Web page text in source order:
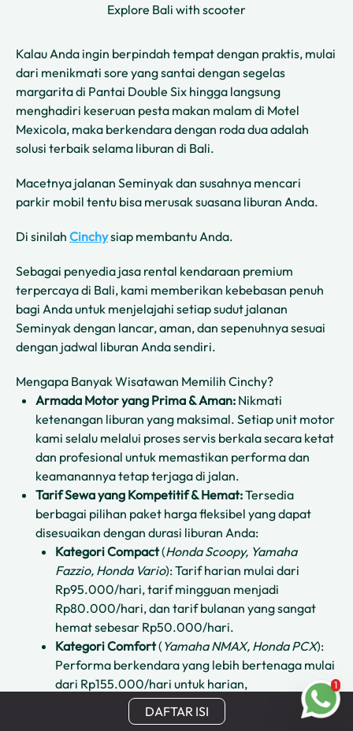
DAFTAR ISI
Explore Bali with scooter
Kalau Anda ingin berpindah tempat dengan praktis, mulai
dari menikmati sore yang santai dengan segelas
margarita di Pantai Double Six hingga langsung
menghadiri keseruan pesta makan malam di Motel
Mexicola, maka berkendara dengan roda dua adalah
solusi terbaik selama liburan di Bali.
Macetnya jalanan Seminyak dan susahnya mencari
parkir mobil tentu bisa merusak suasana liburan Anda.
Di sinilah Cinchysiap membantu Anda.
Sebagai penyedia jasa rental kendaraan premium
terpercaya di Bali, kami memberikan kebebasan penuh
bagi Anda untuk menjelajahi setiap sudut jalanan
Seminyak dengan lancar, aman, dan sepenuhnya sesuai
dengan jadwal liburan Anda sendiri.
Mengapa Banyak Wisatawan Memilih Cinchy?
Armada Motor yang Prima & Aman: Nikmati
ketenangan liburan yang maksimal. Setiap unit motor
kami selalu melalui proses servis berkala secara ketat
dan profesional untuk memastikan performa dan
keamanannya tetap terjaga di jalan.
Tarif Sewa yang Kompetitif & Hemat:Tersedia
berbagai pilihan paket harga fleksibel yang dapat
disesuaikan dengan durasi liburan Anda:
Kategori Compact(Honda Scoopy, Yamaha
Fazzio, Honda Vario): Tarif harian mulai dari
Rp95.000/hari, tarif mingguan menjadi
Rp80.000/hari, dan tarif bulanan yang sangat
hemat sebesar Rp50.000/hari.
Kategori Comfort( Yamaha NMAX, Honda PCX):
Performa berkendara yang lebih bertenaga mulai
dari Rp155.000/hari untuk harian,
Rp125.000/hari untuk mingguan, dan
Rp80.000/hari untuk bulanan.
1